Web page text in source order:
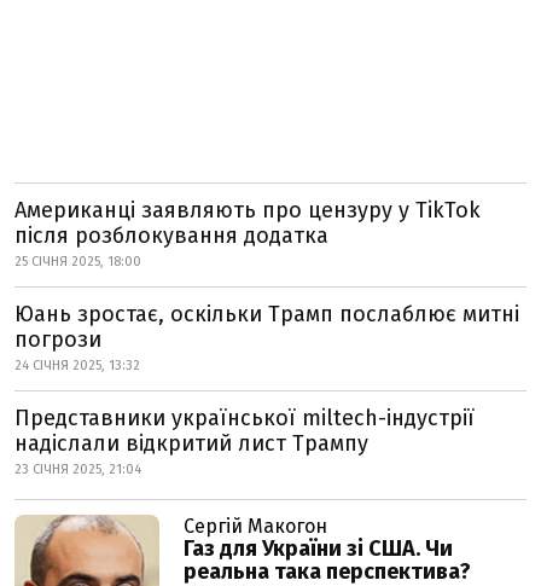
Американці заявляють про цензуру у TikTok
після розблокування додатка
25 СІЧНЯ 2025, 18:00
Юань зростає, оскільки Трамп послаблює митні
погрози
24 СІЧНЯ 2025, 13:32
Представники української miltech-індустрії
надіслали відкритий лист Трампу
23 СІЧНЯ 2025, 21:04
Сергій Макогон
Газ для України зі США. Чи
реальна така перспектива?